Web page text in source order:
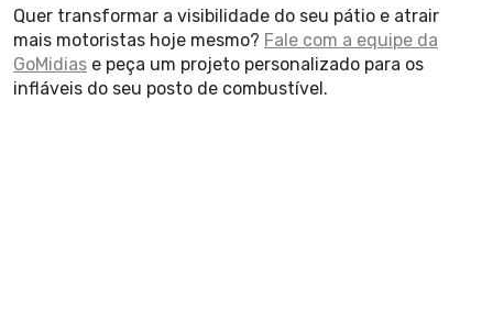
Quer transformar a visibilidade do seu pátio e atrair
mais motoristas hoje mesmo? Fale com a equipe da
GoMidias e peça um projeto personalizado para os
infláveis do seu posto de combustível.